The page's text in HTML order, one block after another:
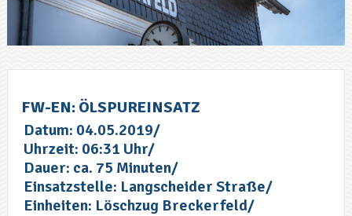
FW-EN: ÖLSPUREINSATZ
Datum: 04.05.2019/
Uhrzeit: 06:31 Uhr/
Dauer: ca. 75 Minuten/
Einsatzstelle: Langscheider Straße/
Einheiten: Löschzug Breckerfeld/